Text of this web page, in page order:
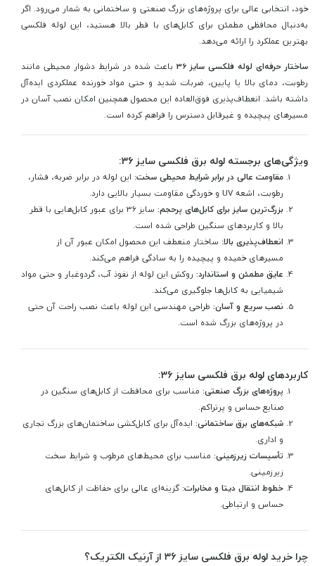
خود، انتخابی عالی برای پروژه‌های بزرگ صنعتی و ساختمانی به شمار می‌رود. اگر
به‌دنبال محافظی مطمئن برای کابل‌های با قطر بالا هستید، این لوله فلکسی
بهترین عملکرد را ارائه می‌دهد.
ساختار حرفه‌ای لوله فلکسی سایز 36
باعث شده در شرایط دشوار محیطی مانند
رطوبت، دمای بالا یا پایین، ضربات شدید و حتی مواد خورنده عملکردی ایده‌آل
داشته باشد. انعطاف‌پذیری فوق‌العاده این محصول همچنین امکان نصب آسان در
مسیرهای پیچیده و غیرقابل ‌دسترس را فراهم کرده است.
ویژگی‌های برجسته لوله برق فلکسی سایز 36:
مقاومت عالی در برابر شرایط محیطی سخت: این لوله در برابر ضربه، فشار،
رطوبت، اشعه UV و خوردگی مقاومت بسیار بالایی دارد.
بزرگ‌ترین سایز برای کابل‌های پرحجم:
سایز 36 برای عبور کابل‌هایی با قطر
بالا و کاربردهای سنگین طراحی شده است.
انعطاف‌پذیری بالا: ساختار منعطف این محصول امکان عبور آن از
مسیرهای خمیده و پیچیده را به سادگی فراهم می‌کند.
عایق مطمئن و استاندارد: روکش این لوله از نفوذ آب، گردوغبار و حتی مواد
شیمیایی به کابل‌ها جلوگیری می‌کند.
نصب سریع و آسان: طراحی مهندسی این لوله باعث نصب راحت آن حتی
در پروژه‌های بزرگ شده است.
کاربردهای لوله برق فلکسی سایز 36:
پروژه‌های بزرگ صنعتی: مناسب برای محافظت از کابل‌های سنگین در
صنایع حساس و پرتراکم.
شبکه‌های برق ساختمانی: ایده‌آل برای کابل‌کشی ساختمان‌های بزرگ تجاری
و اداری.
تأسیسات زیرزمینی: مناسب برای محیط‌های مرطوب و شرایط سخت
زیرزمینی.
خطوط انتقال دیتا و مخابرات: گزینه‌ای عالی برای حفاظت از کابل‌های
حساس و ارتباطی.
چرا خرید لوله برق فلکسی سایز 36 از آرنیک الکتریک؟